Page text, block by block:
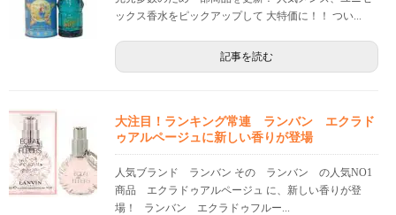
ックス香水をピックアップして 大特価に！！ つい...
記事を読む
大注目！ランキング常連 ランバン エクラド
ゥアルページュに新しい香りが登場
人気ブランド ランバン その ランバン の人気NO1
商品 エクラドゥアルページュ に、新しい香りが登
場！ ランバン エクラドゥフルー...